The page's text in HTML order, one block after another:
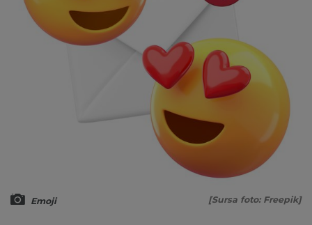
Emoji [Sursa foto: Freepik]